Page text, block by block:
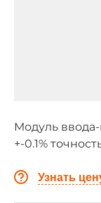
Модуль ввода-
+-0.1%
Узнать